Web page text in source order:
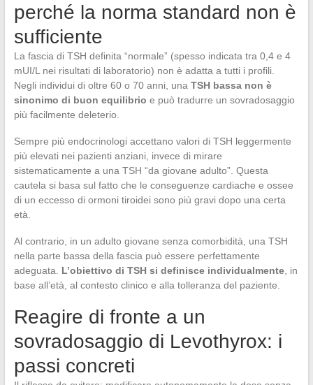
perché la norma standard non è
sufficiente
La fascia di TSH definita “normale” (spesso indicata tra 0,4 e 4
mUI/L nei risultati di laboratorio) non è adatta a tutti i profili.
Negli individui di oltre 60 o 70 anni, una TSH bassa non è
sinonimo di buon equilibrio e può tradurre un sovradosaggio
più facilmente deleterio.
Sempre più endocrinologi accettano valori di TSH leggermente
più elevati nei pazienti anziani, invece di mirare
sistematicamente a una TSH “da giovane adulto”. Questa
cautela si basa sul fatto che le conseguenze cardiache e ossee
di un eccesso di ormoni tiroidei sono più gravi dopo una certa
età.
Al contrario, in un adulto giovane senza comorbidità, una TSH
nella parte bassa della fascia può essere perfettamente
adeguata. L’obiettivo di TSH si definisce individualmente, in
base all’età, al contesto clinico e alla tolleranza del paziente.
Reagire di fronte a un
sovradosaggio di Levothyrox: i
passi concreti